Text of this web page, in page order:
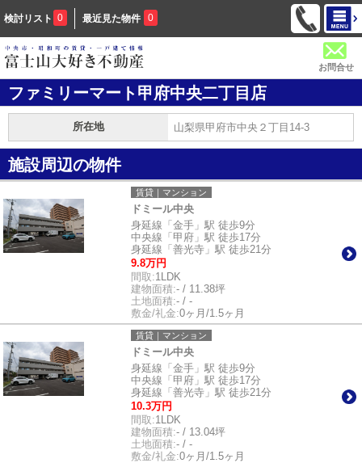
検討リスト 0 最近見た物件 0
お問合せ
ファミリーマート甲府中央二丁目店
所在地 山梨県甲府市中央２丁目14-3
施設周辺の物件
賃貸｜マンション
ドミール中央
身延線「金手」駅 徒歩9分
中央線「甲府」駅 徒歩17分
身延線「善光寺」駅 徒歩21分
9.8万円
間取:1LDK
建物面積:- / 11.38坪
土地面積:- / -
敷金/礼金:0ヶ月/1.5ヶ月
賃貸｜マンション
ドミール中央
身延線「金手」駅 徒歩9分
中央線「甲府」駅 徒歩17分
身延線「善光寺」駅 徒歩21分
10.3万円
間取:1LDK
建物面積:- / 13.04坪
土地面積:- / -
敷金/礼金:0ヶ月/1.5ヶ月